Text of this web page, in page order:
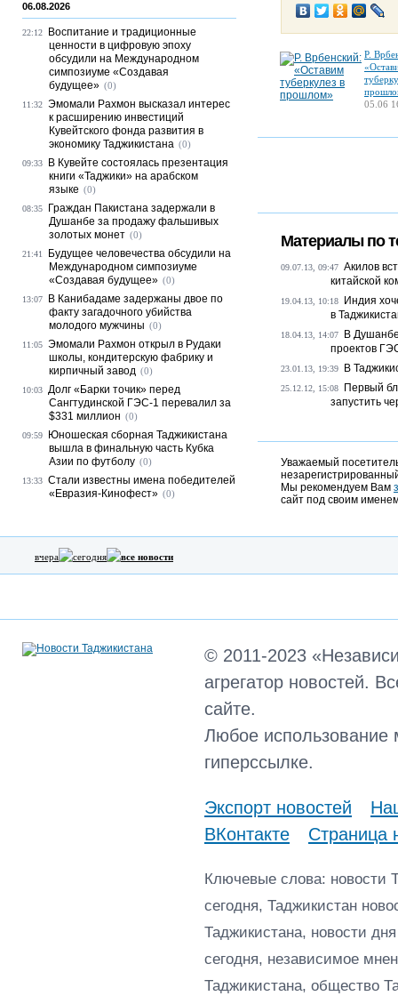
Р.
05.06
Материалы по
09.07.13, 09:47 Акилов
китайской
19.04.13, 10:18
Индия
в
18.04.13, 14:07
В
проектов
23.01.13, 19:39 В
25.12.12, 15:08
Первый
запустить
Уважаемый
Мы рекомендуем Вам
сайт под своим
06.08.2026
22:12
Воспитание и традиционные
ценности в цифровую эпоху
обсудили на Международном
симпозиуме «Создавая
будущее» (0)
11:32 Эмомали Рахмон высказал интерес
к расширению инвестиций
Кувейтского фонда развития в
экономику Таджикистана (0)
09:33
В Кувейте состоялась презентация
книги «Таджики» на арабском
языке (0)
08:35
Граждан Пакистана задержали в
Душанбе за продажу фальшивых
золотых монет (0)
21:41
Будущее человечества обсудили на
Международном симпозиуме
«Создавая будущее» (0)
13:07
В Канибадаме задержаны двое по
факту загадочного убийства
молодого мужчины (0)
11:05 Эмомали Рахмон открыл в Рудаки
школы, кондитерскую фабрику и
кирпичный завод (0)
10:03 Долг «Барки точик» перед
Сангтудинской ГЭС-1 перевалил за
$331 миллион (0)
09:59
Юношеская сборная Таджикистана
вышла в финальную часть Кубка
Азии по футболу (0)
13:33 Стали известны имена победителей
«Евразия-Кинофест» (0)
вчера сегодня все новости
© 2011-2023
агрегатор новостей.
сайте.
Любое использование
гиперссылке.
Экспорт новостей
ВКонтакте
Страница
Ключевые слова: новости
сегодня, Таджикистан
Таджикистана, новости
сегодня, независимое
Таджикистана, общество